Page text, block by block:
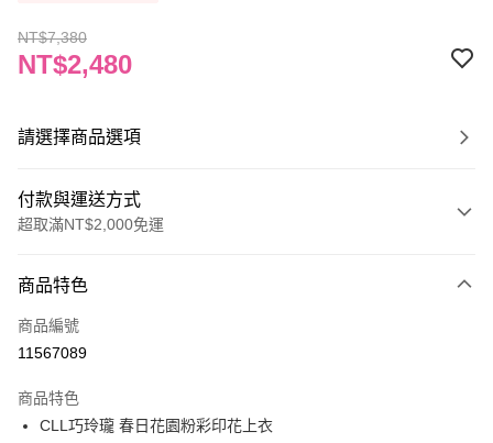
NT$7,380
NT$2,480
請選擇商品選項
付款與運送方式
超取滿NT$2,000免運
信用卡一次付款
信用卡分期付款
合作金庫商業銀行
華南商業銀行
彰化商業銀行
超商取貨付款
商品特色
商品編號
11567089
商品特色
CLL巧玲瓏 春日花園粉彩印花上衣